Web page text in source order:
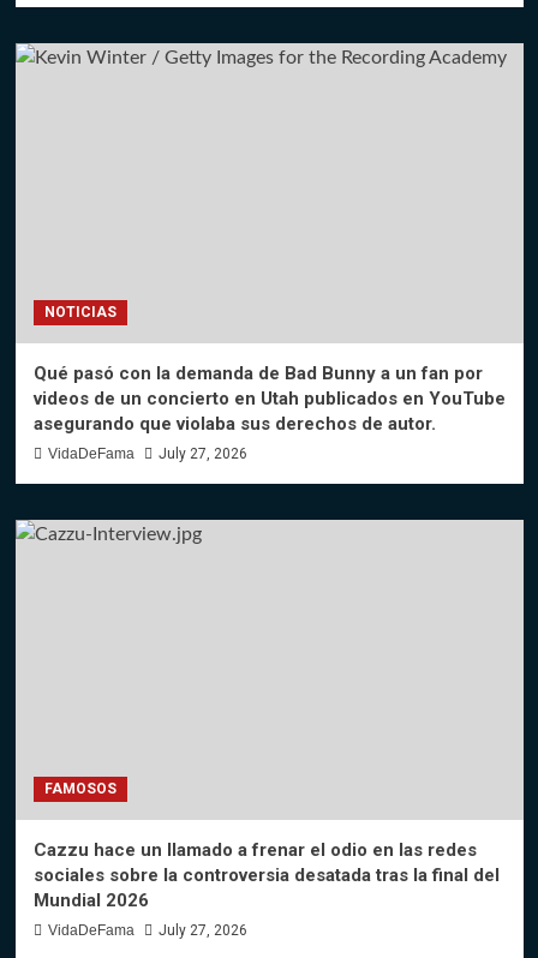
NOTICIAS
Qué pasó con la demanda de Bad Bunny a un fan por
videos de un concierto en Utah publicados en YouTube
asegurando que violaba sus derechos de autor.
VidaDeFama July 27, 2026
FAMOSOS
Cazzu hace un llamado a frenar el odio en las redes
sociales sobre la controversia desatada tras la final del
Mundial 2026
VidaDeFama July 27, 2026